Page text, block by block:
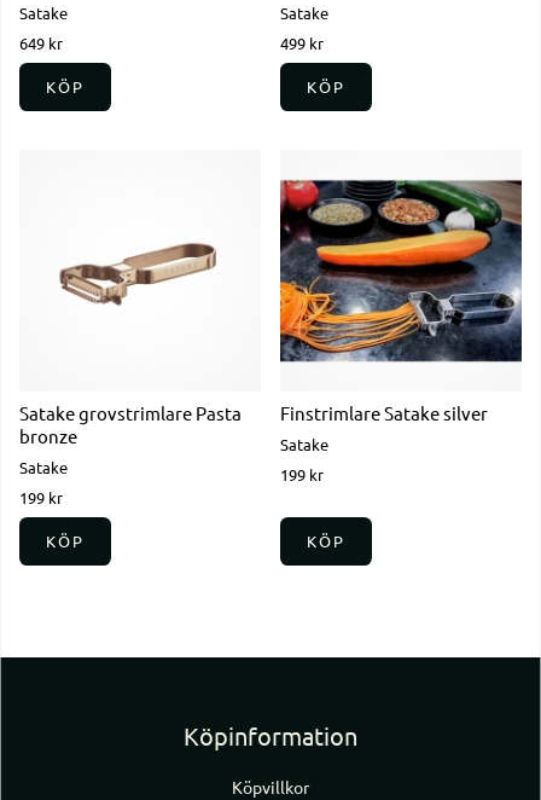
Satake
649 kr
KÖP
Satake
499 kr
KÖP
Satake grovstrimlare Pasta
bronze
Satake
199 kr
KÖP
Finstrimlare Satake silver
Satake
199 kr
KÖP
Köpinformation
Köpvillkor